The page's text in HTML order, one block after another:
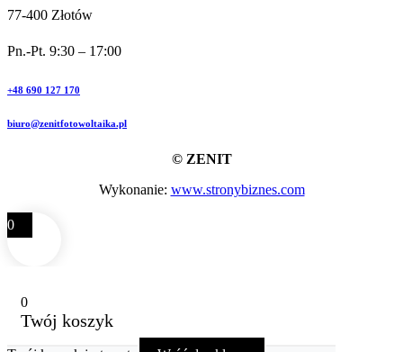
77-400 Złotów
Pn.-Pt. 9:30 – 17:00
+48 690 127 170
biuro@zenitfotowoltaika.pl
© ZENIT
Wykonanie: www.stronybiznes.com
0
0
Twój koszyk